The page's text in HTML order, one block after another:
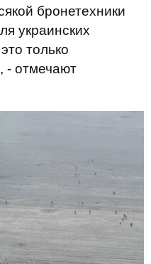
бронетехники
украинских
только
- отмечают